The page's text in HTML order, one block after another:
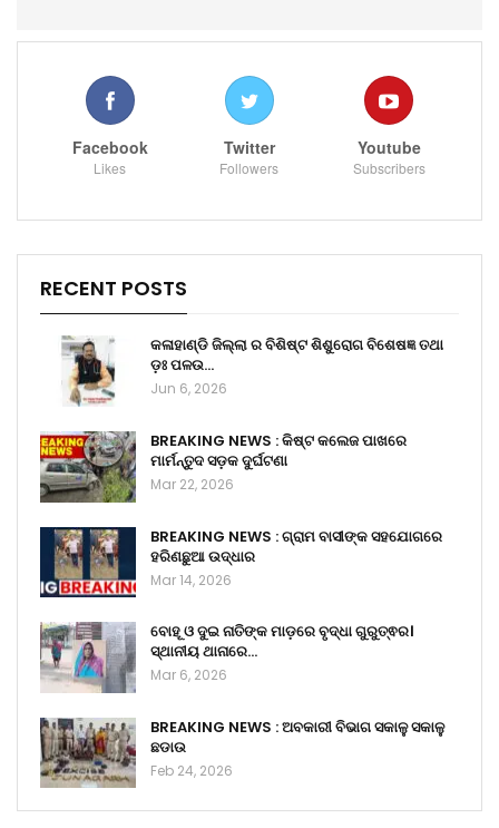
Facebook
Likes
Twitter
Followers
Youtube
Subscribers
RECENT POSTS
କଳାହାଣ୍ଡି ଜିଲ୍ଲା ର ବିଶିଷ୍ଟ ଶିଶୁରୋଗ ବିଶେଷଜ୍ଞ ତଥା
ଡ଼ଃ ପଳଉ…
Jun 6, 2026
BREAKING NEWS : କିଷ୍ଟ କଲେଜ ପାଖରେ
ମାର୍ମନ୍ତୁଦ ସଡ଼କ ଦୁର୍ଘଟଣା
Mar 22, 2026
BREAKING NEWS : ଗ୍ରାମ ବାସୀଙ୍କ ସହଯୋଗରେ
ହରିଣଛୁଆ ଉଦ୍ଧାର
Mar 14, 2026
ବୋହୂ ଓ ଦୁଇ ନାତିଙ୍କ ମାଡ଼ରେ ବୃଦ୍ଧା ଗୁରୁତ୍ଵର।
ସ୍ଥାନୀୟ ଥାନାରେ…
Mar 6, 2026
BREAKING NEWS : ଅବକାରୀ ବିଭାଗ ସକାଳୁ ସକାଳୁ
ଛଡାଉ
Feb 24, 2026